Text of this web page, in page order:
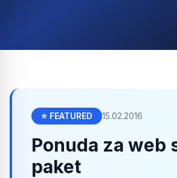
⭐ FEATURED 15.02.2016
Ponuda za web
paket